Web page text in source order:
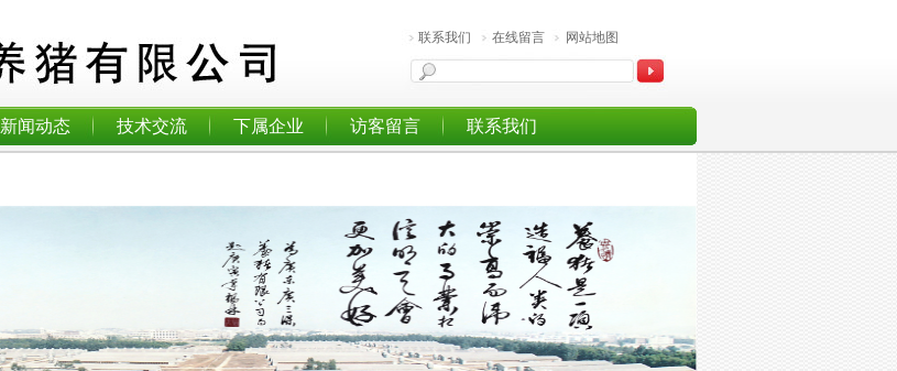
联系我们 在线留言 网站地图
新闻动态 技术交流 下属企业 访客留言 联系我们